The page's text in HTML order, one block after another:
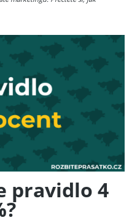
pravidlo 4